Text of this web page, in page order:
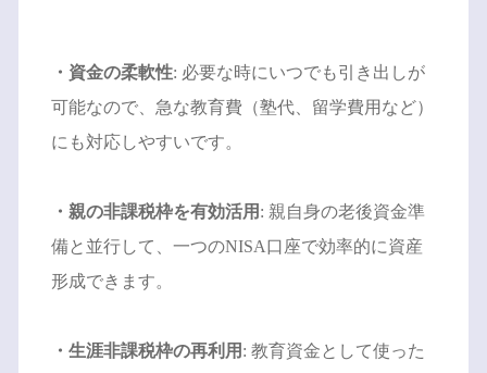
・資金の柔軟性: 必要な時にいつでも引き出しが
可能なので、急な教育費（塾代、留学費用など）
にも対応しやすいです。
・親の非課税枠を有効活用 : 親自身の老後資金準
備と並行して、一つのNISA口座で効率的に資産
形成できます。
・生涯非課税枠の再利用 : 教育資金として使った